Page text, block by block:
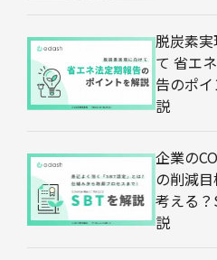
脱炭素
て 省エ
告のポ
説
企業の
の削減
考える
説